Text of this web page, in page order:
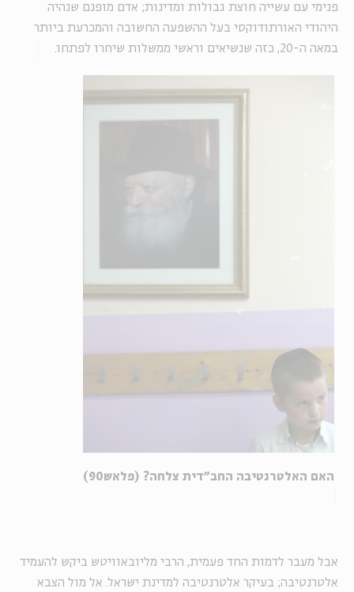
פנימי עם עשייה חוצת גבולות ומדינות; אדם מופנם שנהיה
היהודי האורתודוקסי בעל ההשפעה החשובה והמכרעת ביותר
במאה ה-20, כזה שנשיאים וראשי ממשלות שיחרו לפתחו.
האם האלטרנטיבה החב"דית צלחה? (פלאש90)
אבל מעבר לדמות החד פעמית, הרבי מליובאוויטש ביקש להעמיד
אלטרנטיבה; בעיקר אלטרנטיבה למדינת ישראל. אל מול הצבא